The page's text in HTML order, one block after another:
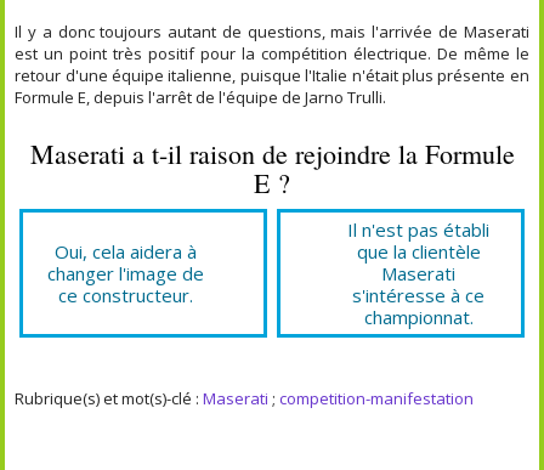
Il y a donc toujours autant de questions, mais l'arrivée de Maserati
est un point très positif pour la compétition électrique. De même le
retour d'une équipe italienne, puisque l'Italie n'était plus présente en
Formule E, depuis l'arrêt de l'équipe de Jarno Trulli.
Maserati a t-il raison de rejoindre la Formule
E ?
Oui, cela aidera à
changer l'image de
ce constructeur.
Il n'est pas établi
que la clientèle
Maserati
s'intéresse à ce
championnat.
Rubrique(s) et mot(s)-clé :Maserati ;competition-manifestation